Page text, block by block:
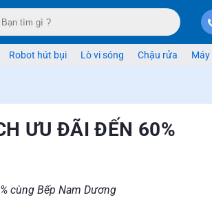
Robot hút bụi Lò vi sóng Chậu rửa
ƯU ĐÃI ĐẾN 60%
cùng Bếp Nam Dương